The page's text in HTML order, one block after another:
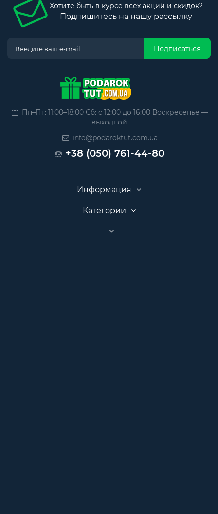
Хотите быть в курсе всех акций и скидок?
Подпишитесь на нашу рассылку
Подписаться
Пн–Пт: 11:00–18:00 Сб: с 12:00 до 16:00 Воскресенье —
выходной
info@podaroktut.com.ua
+38 (050) 761-44-80
Информация
Категории